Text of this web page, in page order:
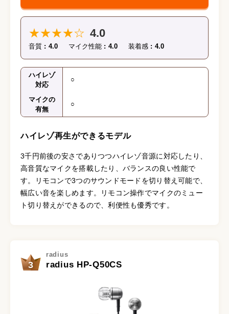
★★★★☆ 4.0
音質 4.0 マイク性能 4.0 装着感 4.0
ハイレゾ
対応
○
マイクの
有無
○
ハイレゾ再生ができるモデル
3千円前後の安さでありつつハイレゾ音源に対応したり、
高音質なマイクを搭載したり、バランスの良い性能で
す。リモコンで3つのサウンドモードを切り替え可能で、
幅広い音を楽しめます。リモコン操作でマイクのミュー
ト切り替えができるので、利便性も優秀です。
3
radius
radius HP-Q50CS